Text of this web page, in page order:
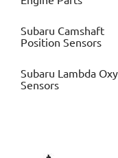
Subaru Camshaft
Position Sensors
Subaru Lambda
Sensors